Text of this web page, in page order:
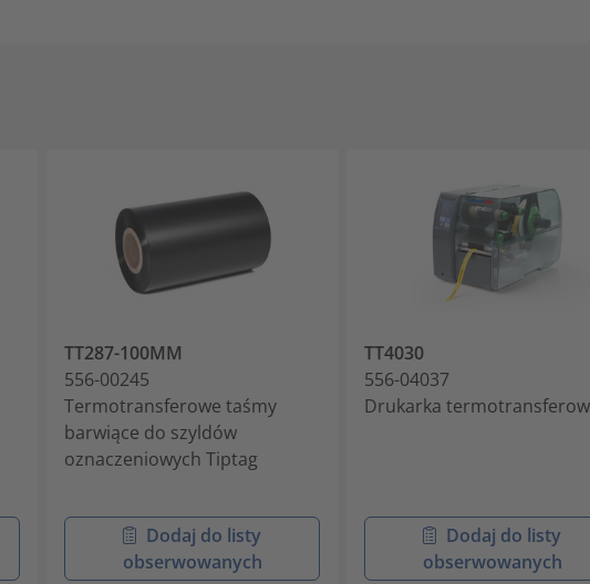
TT287-100MM
556-00245
Termotransferowe taśmy
barwiące do szyldów
oznaczeniowych Tiptag
Dodaj do listy
obserwowanych
TT4030
556-04037
Drukarka
Dodaj do listy
obserwowanych